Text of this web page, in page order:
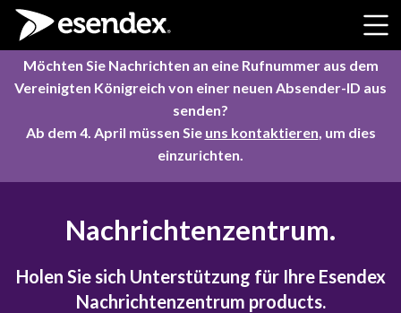
Skip to content
Möchten Sie Nachrichten an eine Rufnummer aus dem
Vereinigten Königreich von einer neuen Absender-ID aus
senden?
Ab dem 4. April müssen Sie uns kontaktieren, um dies
einzurichten.
Nachrichtenzentrum.
Holen Sie sich Unterstützung für Ihre Esendex
Nachrichtenzentrum products.